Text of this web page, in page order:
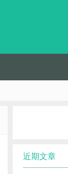
近期文章